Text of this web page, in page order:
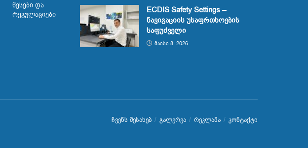
Წესები Და
Რეგულაციები
ECDIS Safety Settings –
ნავიგაციის უსაფრთხოების
საფუძველი
ᲛᲐᲘᲡᲘ 8, 2026
ჩვენს შესახებ გალერეა რეკლამა კონტაქტი